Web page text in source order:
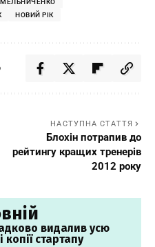
НОВИЙ РІК
НАСТУПНА СТАТТЯ
Блохін потрапив до
рейтингу кращих тренерів
2012 року
видалив усю
стартапу